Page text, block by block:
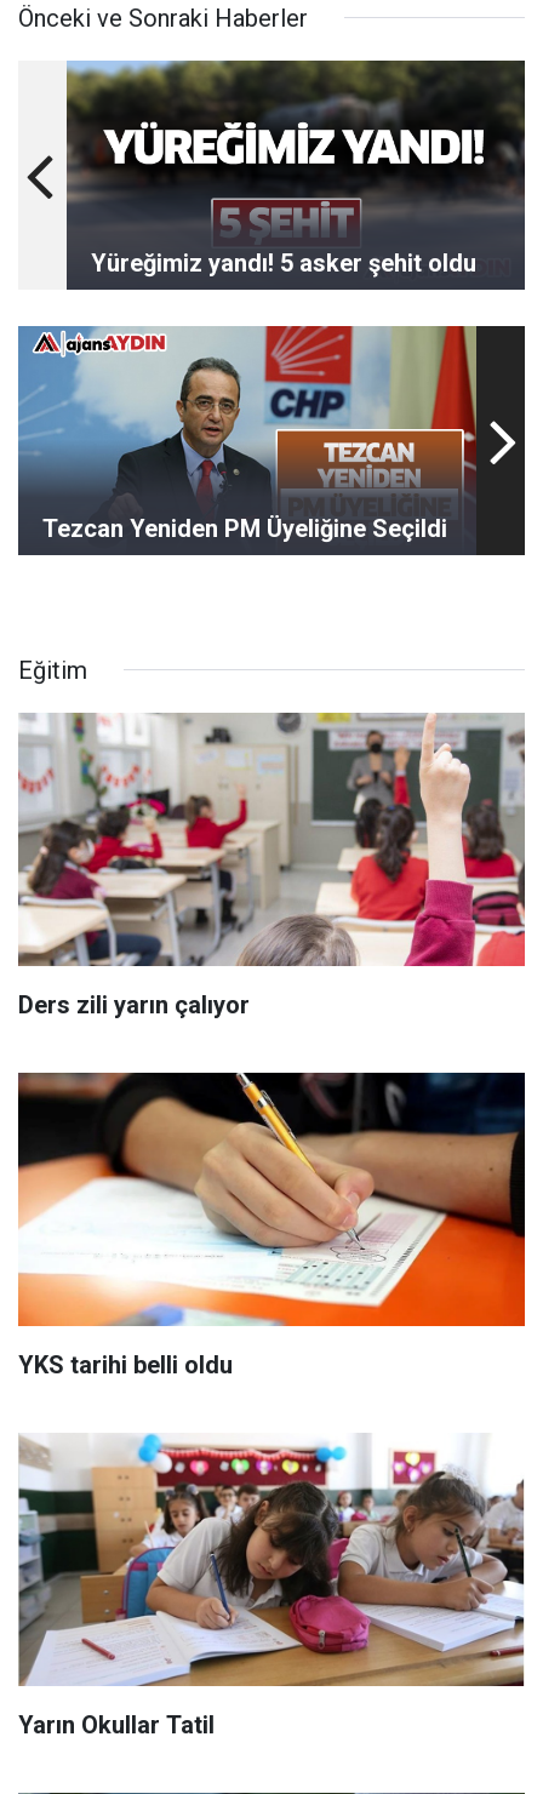
Önceki ve Sonraki Haberler
Yüreğimiz yandı! 5 asker şehit oldu
Tezcan Yeniden PM Üyeliğine Seçildi
Eğitim
Ders zili yarın çalıyor
YKS tarihi belli oldu
Yarın Okullar Tatil